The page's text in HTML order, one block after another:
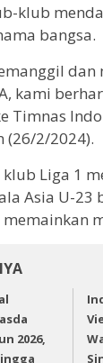
klub
bangsa.
kami
Timnas
(26/2/2024).
Liga 1
Asia U-23
2026,